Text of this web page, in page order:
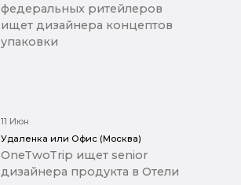
федеральных ритейлеров
ищет дизайнера концептов
упаковки
11 Июн
Удаленка или Офис (Москва)
OneTwoTrip ищет senior
дизайнера продукта в Отели